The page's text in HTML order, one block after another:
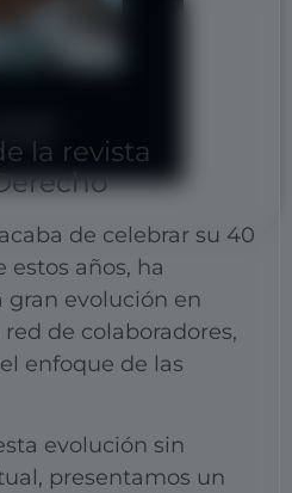
la revista
de celebrar su 40
estos años, ha
evolución en
de colaboradores,
enfoque de las
evolución sin
presentamos un